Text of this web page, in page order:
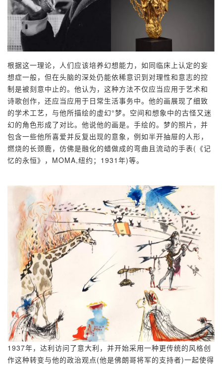
根据这一理论，人们应该培养幻想能力，如同临床上认定的妄
想症一般，但在头脑的深处仍能依稀意识到对理性和意志的控
制是被刻意中止的。他认为，这种方法不仅应当应用于艺术和
诗歌创作，还应当应用于日常生活事务中。他的画展现了细致
的学术工艺，与他所描绘的虚幻°梦。空间和想象中的古怪又迷
幻的角色形成了对比。他说他的画是。手绘的。梦的照片，并
包含一些他所喜爱并反复出现的意象，例如半开抽屉的人形，
燃烧的长颈鹿，仿佛是融化的蜡做成的弯曲且流动的手表(《记
忆的永恒》，MOMA,纽约；1931年)等。
1937年，达利访问了意大利，并开始采用一种更传统的风格创
作这种转变与他的政治观点(他是佛朗哥将军的支持者)一起使得